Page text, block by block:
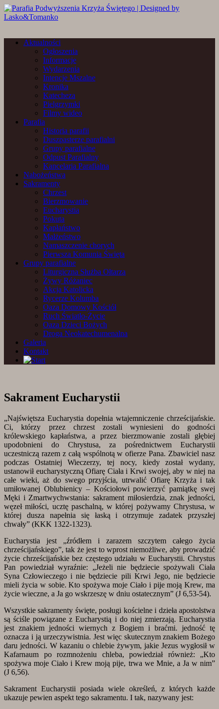
Aktualności
Ogłoszenia
Informacje
Wydarzenia
Intencje Mszalne
Kronika
Katecheza
Pielgrzymki
Filmy wideo
Parafia
Historia parafii
Duszpasterze parafialni
Grupy parafialne
Odpust Parafialny
Kancelaria Parafialna
Nabożeństwa
Sakramenty
Chrzest
Bierzmowanie
Eucharystia
Pokuta
Kapłaństwo
Małżeństwo
Namaszczenie chorych
Pierwsza Komunia Święta
Grupy parafialne
Liturgiczna Służba Ołtarza
Żywy Różaniec
Akcja Katolicka
Rycerze Kolumba
Oaza Domowy Kościół
Ruch Światło-Życie
Oaza Dzieci Bożych
Droga Neokatechumenalna
Galeria
Kontakt
Sakrament Eucharystii
„Najświętsza Eucharystia dopełnia wtajemniczenie chrześcijańskie.
Ci, którzy przez chrzest zostali wyniesieni do godności
królewskiego kapłaństwa, a przez bierzmowanie zostali głębiej
upodobnieni do Chrystusa, za pośrednictwem Eucharystii
uczestniczą razem z całą wspólnotą w ofierze Pana. Zbawiciel nasz
podczas Ostatniej Wieczerzy, tej nocy, kiedy został wydany,
ustanowił eucharystyczną Ofiarę Ciała i Krwi swojej, aby w niej na
całe wieki, aż do swego przyjścia, utrwalić Ofiarę Krzyża i tak
umiłowanej Oblubienicy – Kościołowi powierzyć pamiątkę swej
Męki i Zmartwychwstania: sakrament miłosierdzia, znak jedności,
węzeł miłości, ucztę paschalną, w której pożywamy Chrystusa, w
której dusza napełnia się łaską i otrzymuje zadatek przyszłej
chwały” (KKK 1322-1323).
Eucharystia jest „źródłem i zarazem szczytem całego życia
chrześcijańskiego”, tak że jest to wprost niemożliwe, aby prowadzić
życie chrześcijańskie bez częstego udziału w Eucharystii. Chrystus
Pan powiedział wyraźnie: „Jeżeli nie będziecie spożywali Ciała
Syna Człowieczego i nie będziecie pili Krwi Jego, nie będziecie
mieli życia w sobie. Kto spożywa moje Ciało i pije moją Krew, ma
życie wieczne, a Ja go wskrzeszę w dniu ostatecznym” (J 6,53-54).
Wszystkie sakramenty święte, posługi kościelne i dzieła apostolstwa
są ściśle powiązane z Eucharystią i do niej zmierzają. Eucharystia
jest znakiem jedności wiernych z Bogiem i braćmi. jedność tę
oznacza i ją urzeczywistnia. Jest więc skutecznym znakiem Bożego
daru jedności. W kazaniu o chlebie żywym, jakie Jezus wygłosił w
Kafarnaum po rozmnożeniu chleba, powiedział również: „Kto
spożywa moje Ciało i Krew moją pije, trwa we Mnie, a Ja w nim”
(J 6,56).
Sakrament Eucharystii posiada wiele określeń, z których każde
ukazuje pewien aspekt tego sakramentu. I tak, nazywany jest: